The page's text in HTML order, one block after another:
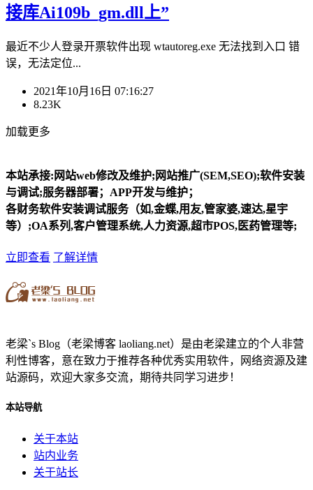
接库Ai109b_gm.dll上”
最近不少人登录开票软件出现 wtautoreg.exe 无法找到入口 错
误，无法定位...
2021年10月16日 07:16:27
8.23K
加载更多
本站承接:网站web修改及维护;网站推广(SEM,SEO);软件安装
与调试;服务器部署；APP开发与维护；
各财务软件安装调试服务（如,金蝶,用友,管家婆,速达,星宇
等）;OA系列,客户管理系统,人力资源,超市POS,医药管理等;
立即查看 了解详情
老梁`s Blog（老梁博客 laoliang.net）是由老梁建立的个人非营
利性博客，意在致力于推荐各种优秀实用软件，网络资源及建
站源码，欢迎大家多交流，期待共同学习进步！
本站导航
关于本站
站内业务
关于站长